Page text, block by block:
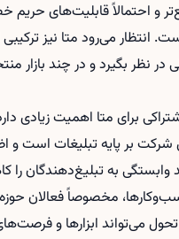
و احتمالاً قابلیت‌های حریم
می‌رود متا نیز ترکیبی
در نظر بگیرد و در چند بازار
برای متا اهمیت زیادی
بر پایه تبلیغات است و
وابستگی به تبلیغ‌دهندگان
مخصوصاً فعالان
تحول می‌تواند ابزارها و